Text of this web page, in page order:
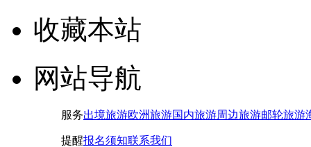
收藏本站
网站导航
服务出境旅游欧洲旅游国内旅游周边旅游邮轮旅游
提醒报名须知联系我们